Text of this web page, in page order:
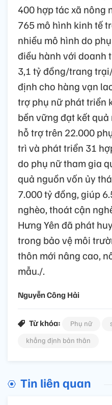
400 hợp tác xã nông
765 mô hình kinh tế
nhiều mô hình do
điều hành với doanh
3,1 tỷ đồng/trang
định cho hàng vạn
trợ phụ nữ phát triển
bền vững đạt kết quả
hỗ trợ trên 22.000
trì và phát triển 31
do phụ nữ tham gia
quả nguồn vốn ủy
7.000 tỷ đồng, giúp
nghèo, thoát cận
Hưng Yên đã phát
trong bảo vệ môi
thôn mới nâng cao,
mẫu./.
Nguyễn Công Hải
Từ khóa: Phụ nữ
khẳng định bản thân
Tin liên quan